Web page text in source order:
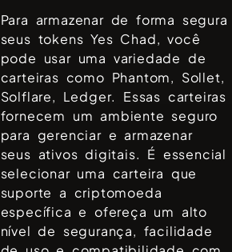
Para armazenar de forma segura
seus tokensYes Chad, você
pode usar uma variedade de
carteiras como Phantom, Sollet,
Solflare, Ledger. Essas carteiras
fornecem um ambiente seguro
para gerenciar e armazenar
seus ativos digitais. É essencial
selecionar uma carteira que
suporte a criptomoeda
específica e ofereça um alto
nível de segurança, facilidade